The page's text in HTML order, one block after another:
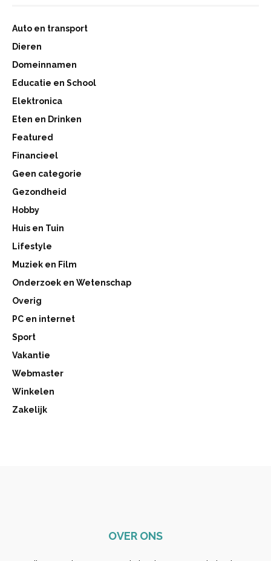
Auto en transport
Dieren
Domeinnamen
Educatie en School
Elektronica
Eten en Drinken
Featured
Financieel
Geen categorie
Gezondheid
Hobby
Huis en Tuin
Lifestyle
Muziek en Film
Onderzoek en Wetenschap
Overig
PC en internet
Sport
Vakantie
Webmaster
Winkelen
Zakelijk
OVER ONS